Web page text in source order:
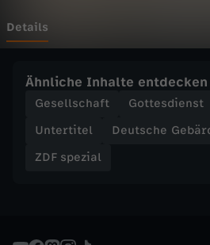
m
s
e
Details
Ähnliche Inhalte entdecken
Gesellschaft Gottesdienst
Untertitel
Deutsche
ZDF spezial